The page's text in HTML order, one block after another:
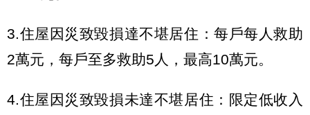
3.住屋因災致毀損達不堪居住：每戶每人救助
2萬元，每戶至多救助5人，最高10萬元。
4.住屋因災致毀損未達不堪居住：限定低收入